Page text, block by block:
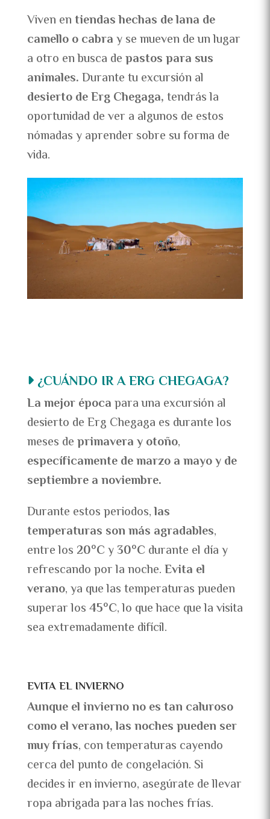
Viven entiendas hechas de lana de
camello o cabray se mueven de un lugar
a otro en busca depastos para sus
animales.Durante tu excursión al
desierto de Erg Chegaga,tendrás la
oportunidad de ver a algunos de estos
nómadas y aprender sobre su forma de
vida.
¿CUÁNDO IR A ERG CHEGAGA?
La mejor épocapara una excursión al
desierto de Erg Chegaga es durante los
meses deprimavera y otoño,
específicamente de marzo a mayo y de
septiembre a noviembre.
Durante estos periodos,las
temperaturas son más agradables,
entre los 20°Cy30°Cdurante el día y
refrescando por la noche.Evita el
verano, ya que las temperaturas pueden
superar los45°C, lo que hace que la visita
sea extremadamente difícil.
EVITA EL INVIERNO
Aunque el invierno no es tan caluroso
como el verano, las noches pueden ser
muy frías, con temperaturas cayendo
cerca del punto de congelación. Si
decides ir en invierno, asegúrate de llevar
ropa abrigada para las noches frías.